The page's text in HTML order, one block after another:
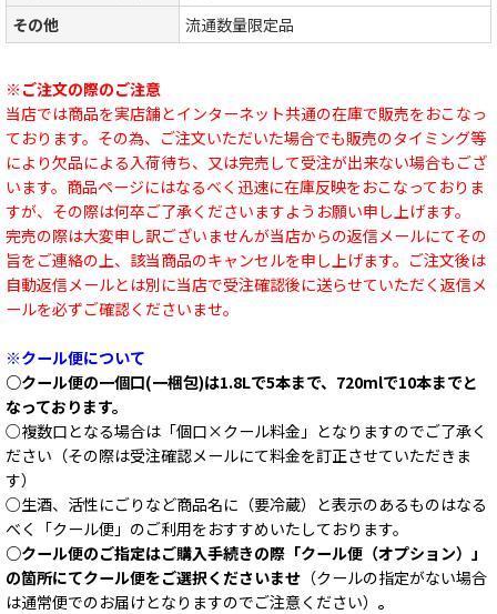
その他
流通数量限定品
※ご注文の際のご注意
当店では商品を実店舗とインターネット共通の在庫で販売をおこなっ
ております。その為、ご注文いただいた場合でも販売のタイミング等
により欠品による入荷待ち、又は完売して受注が出来ない場合もござ
います。商品ページにはなるべく迅速に在庫反映をおこなっておりま
すが、その際は何卒ご了承くださいますようお願い申し上げます。
完売の際は大変申し訳ございませんが当店からの返信メールにてその
旨をご連絡の上、該当商品のキャンセルを申し上げます。ご注文後は
自動返信メールとは別に当店で受注確認後に送らせていただく返信メ
ールを必ずご確認くださいませ。
※クール便について
○クール便の一個口(一梱包)は1.8Lで5本まで、720mlで10本までと
なっております。
○複数口となる場合は「個口×クール料金」となりますのでご了承く
ださい（その際は受注確認メールにて料金を訂正させていただきま
す）
○生酒、活性にごりなど商品名に（要冷蔵）と表示のあるものはなる
べく「クール便」のご利用をおすすめいたしております。
○クール便のご指定はご購入手続きの際「クール便（オプション）」
の箇所にてクール便をご選択くださいませ （クールの指定がない場合
は通常便でのお届けとなりますのでご注意ください） 。